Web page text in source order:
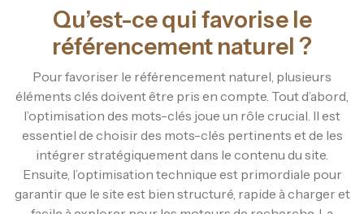
Qu’est-ce qui favorise le
référencement naturel ?
Pour favoriser le référencement naturel, plusieurs
éléments clés doivent être pris en compte. Tout d’abord,
l’optimisation des mots-clés joue un rôle crucial. Il est
essentiel de choisir des mots-clés pertinents et de les
intégrer stratégiquement dans le contenu du site.
Ensuite, l’optimisation technique est primordiale pour
garantir que le site est bien structuré, rapide à charger et